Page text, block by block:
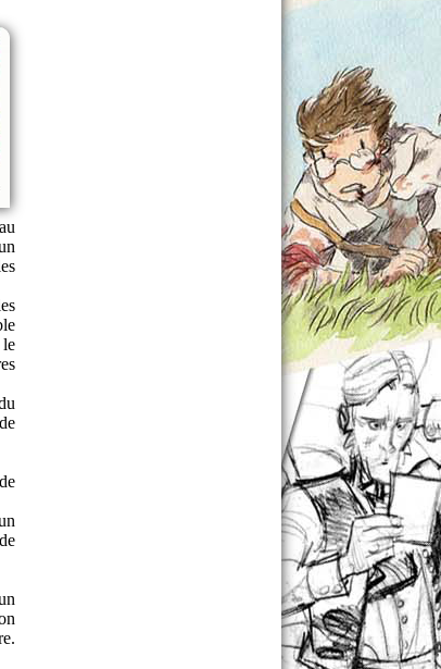
le